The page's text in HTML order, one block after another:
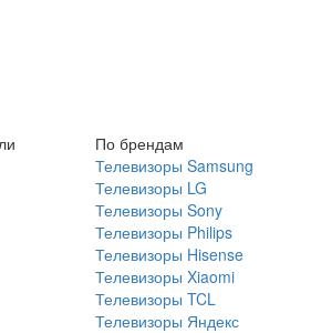
По брендам
Телевизоры Samsung
Телевизоры LG
Телевизоры Sony
Телевизоры Philips
Телевизоры Hisense
Телевизоры Xiaomi
Телевизоры TCL
Телевизоры Яндекс